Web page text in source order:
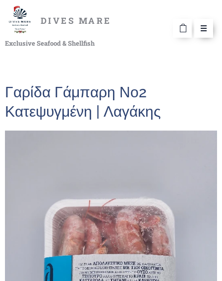
DIVES MARE
Exclusive Seafood & Shellfish
Γαρίδα Γάμπαρη Νο2
Κατεψυγμένη | Λαγάκης